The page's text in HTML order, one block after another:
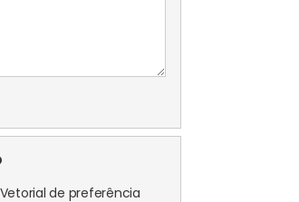
de preferência